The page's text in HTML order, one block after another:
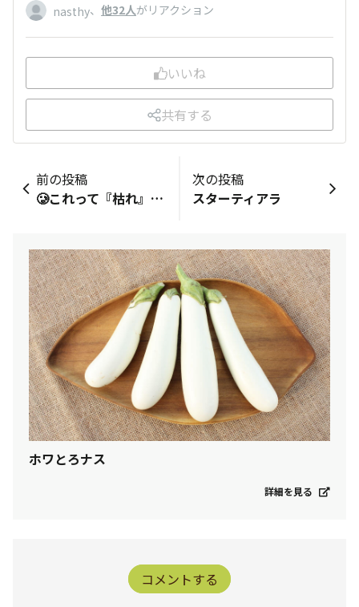
nasthy、 他32人がリアクション
いいね
共有する
ホワとろナス
詳細を見る
前の投稿
🥲これって『枯れ』フラグ？？🥲
次の投稿
スターティアラ
コメントする